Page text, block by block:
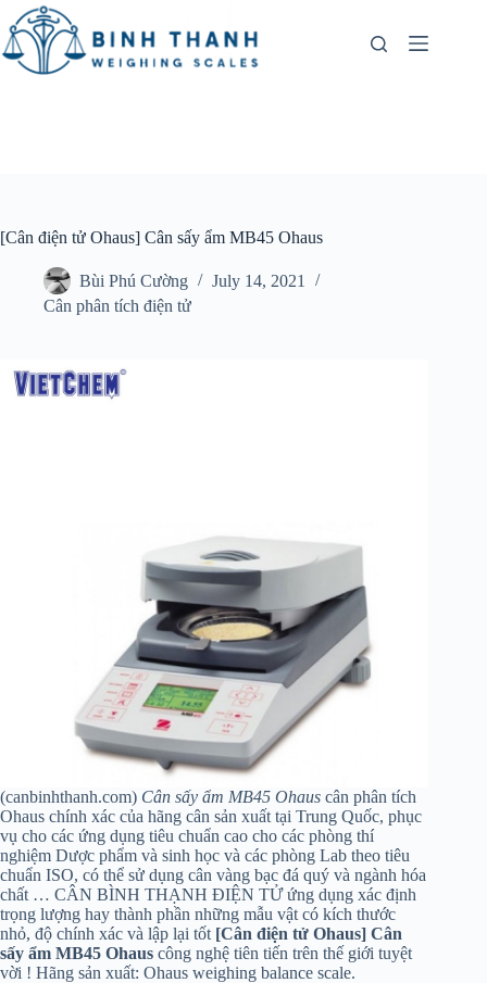
Skip
to
content
[Cân điện tử Ohaus] Cân sấy ẩm MB45 Ohaus
Bùi Phú Cường
July 14, 2021
Cân phân tích điện tử
(canbinhthanh.com) Cân sấy ẩm MB45 Ohaus cân phân tích
Ohaus chính xác của hãng cân sản xuất tại Trung Quốc, phục
vụ cho các ứng dụng tiêu chuẩn cao cho các phòng thí
nghiệm Dược phẩm và sinh học và các phòng Lab theo tiêu
chuẩn ISO, có thể sử dụng cân vàng bạc đá quý và ngành hóa
chất … CÂN BÌNH THẠNH ĐIỆN TỬ ứng dụng xác định
trọng lượng hay thành phần những mẫu vật có kích thước
nhỏ, độ chính xác và lập lại tốt [Cân điện tử Ohaus] Cân
sấy ẩm MB45 Ohaus công nghệ tiên tiến trên thế giới tuyệt
vời ! Hãng sản xuất: Ohaus weighing balance scale.